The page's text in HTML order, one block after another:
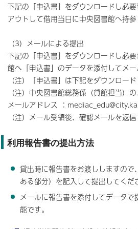
下記の「申込書」をダウンロードし必
アウトして借用当日に中央図書館へ持参
（3）メールによる提出
下記の「申込書」をダウンロードし必
館へ「申込書」のデータを添付してメー
（注）「申込書」は下記をダウンロード
（注）中央図書館総務係（貸館担当）
メールアドレス ：
（注）メール受領後、確認メールを返信
利用報告書の提出方法
貸出時に報告書をお渡ししますの
ある部分）を記入して提出してくだ
メールに報告書を添付してデータ
能です。